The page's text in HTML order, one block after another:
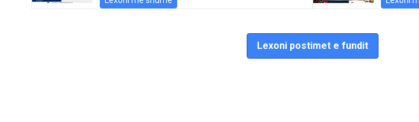
Lexoni postimet e fundit